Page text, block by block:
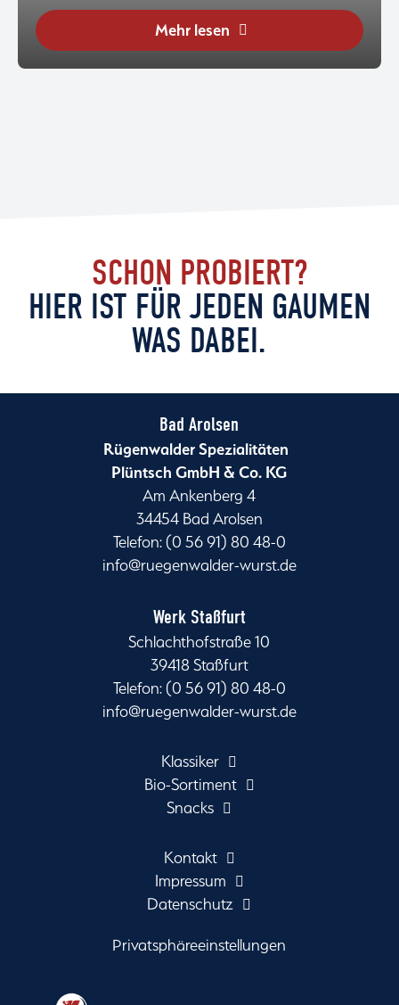
Mehr lesen
SCHON PROBIERT?
HIER IST FÜR JEDEN GAUMEN
WAS DABEI.
Bad Arolsen
Rügenwalder Spezialitäten
Plüntsch GmbH & Co. KG
Am Ankenberg 4
34454 Bad Arolsen
Telefon: (0 56 91) 80 48-0
info@ruegenwalder-wurst.de
Werk Staßfurt
Schlachthofstraße 10
39418 Staßfurt
Telefon: (0 56 91) 80 48-0
info@ruegenwalder-wurst.de
Klassiker
Bio-Sortiment
Snacks
Kontakt
Impressum
Datenschutz
Privatsphäreeinstellungen